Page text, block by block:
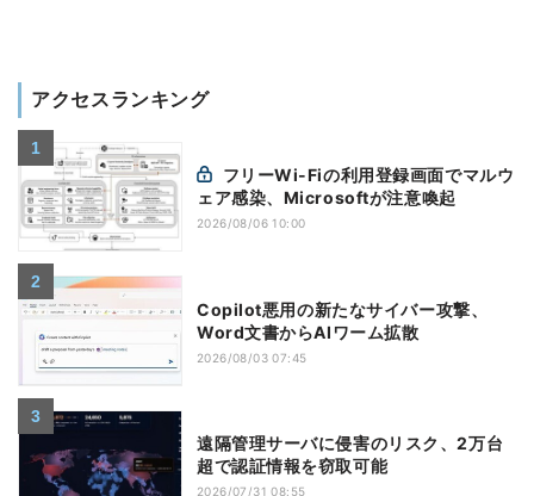
アクセスランキング
ェア感染、Microsoftが注意喚起
2026/08/06 10:00
Copilot悪用の新たなサイバー攻撃、
Word文書からAIワーム拡散
2026/08/03 07:45
遠隔管理サーバに侵害のリスク、2万台
超で認証情報を窃取可能
2026/07/31 08:55